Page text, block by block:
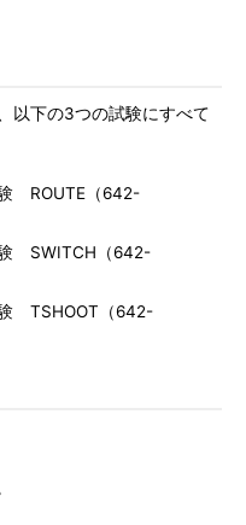
以下の3つの試験にすべて
ROUTE（642-
SWITCH（642-
TSHOOT（642-